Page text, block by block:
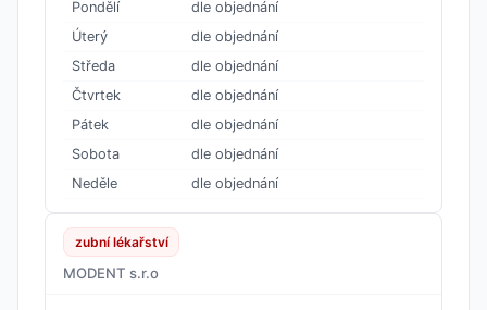
Pondělí
dle objednání
Úterý
dle objednání
Středa
dle objednání
Čtvrtek
dle objednání
Pátek
dle objednání
Sobota
dle objednání
Neděle
dle objednání
zubní lékařství
MODENT s.r.o